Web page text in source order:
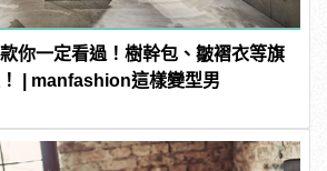
你一定看過！樹幹包、皺褶衣等旗
| manfashion這樣變型男